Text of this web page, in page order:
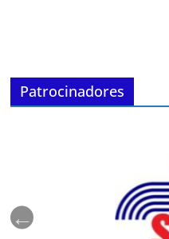
Patrocinadores